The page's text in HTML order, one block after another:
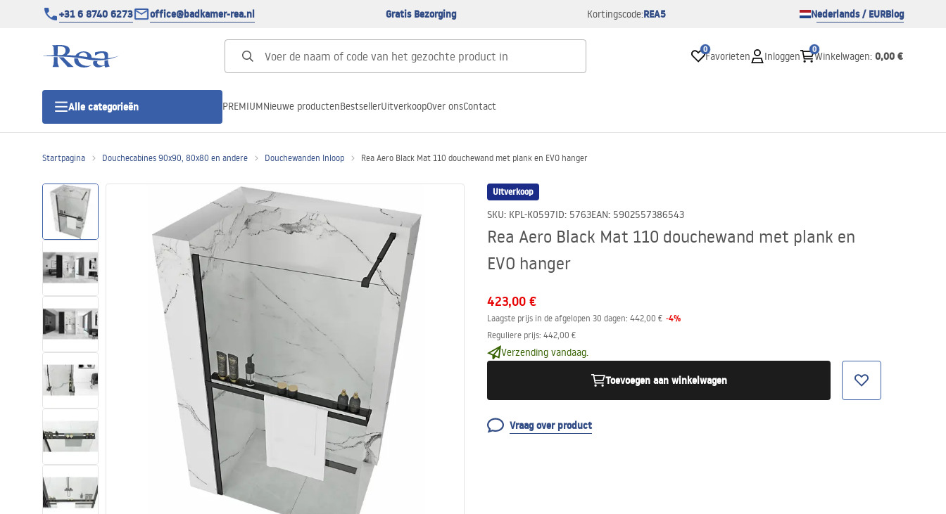
+31 6 8740 6273 office@badkamer-rea.nl Gratis Bezorging Kortingscode:REA5 Nederlands / EURBlog
0
Favorieten Inloggen
0
Winkelwagen: 0,00 €
Alle categorieën
Douchedeur
Douchebakken
Lineaire Douchegoten
Toiletten
Wastafels
Baden en badwanden
Kranen
Douches
PREMIUMNieuwe productenBestsellerUitverkoopOver onsContact
Startpagina Douchecabines 90x90, 80x80 en andere Douchewanden Inloop Rea Aero Black Mat 110 douchewand met plank en EVO hanger
Uitverkoop
SKU: KPL-K0597ID: 5763EAN: 5902557386543
Rea Aero Black Mat 110 douchewand met plank en
EVO hanger
423,00 €
Laagste prijs in de afgelopen 30 dagen: 442,00 € -4%
Reguliere prijs: 442,00 €
Verzending vandaag.
Toevoegen aan winkelwagen
Vraag over product